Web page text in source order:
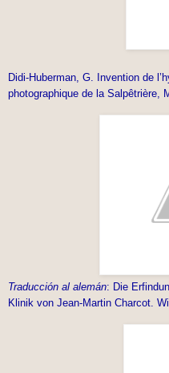
Didi-Huberman, G. Invention de
photographique de la Salpêtrière,
Traducción al alemán: Die
Klinik von Jean-Martin Charcot.